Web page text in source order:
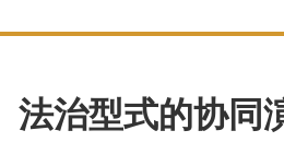
法治型式的协